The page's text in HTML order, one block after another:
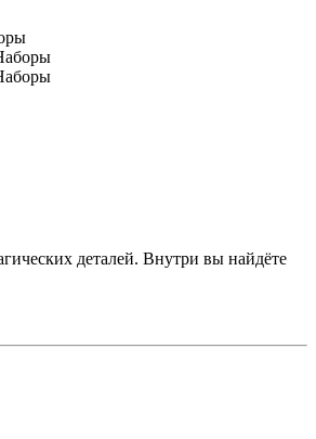
деталей. Внутри вы найдёте